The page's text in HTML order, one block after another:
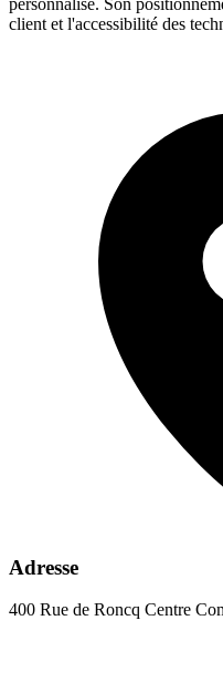
client et l'accessibilité des
Adresse
400 Rue de Roncq Centre